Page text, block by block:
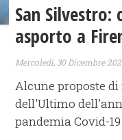
San Silvestro:
asporto a
Mercoledì, 30 Dicembre
Alcune proposte
dell'Ultimo
pandemia Covid-19